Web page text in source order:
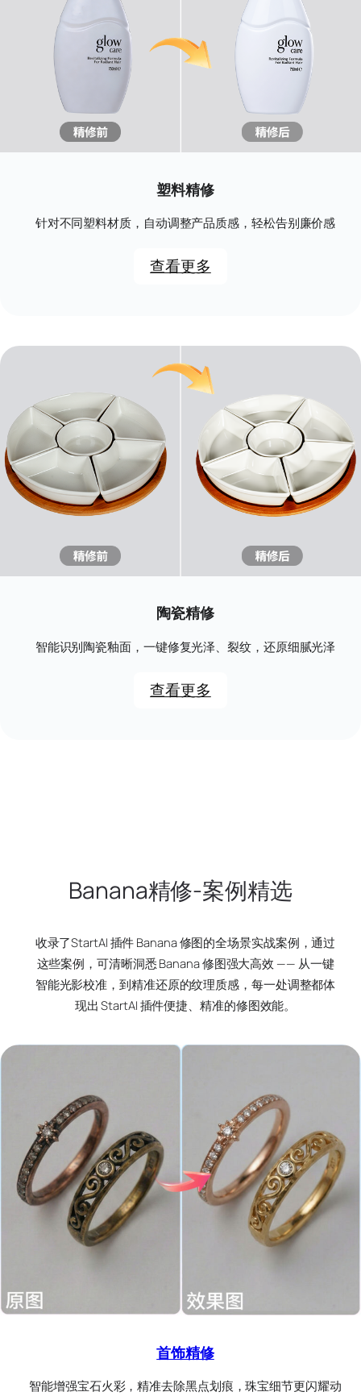
塑料精修
针对不同塑料材质，自动调整产品质感，轻松告别廉价感
查看更多
陶瓷精修
智能识别陶瓷釉面，一键修复光泽、裂纹，还原细腻光泽
查看更多
Banana精修-案例精选
收录了StartAI 插件 Banana 修图的全场景实战案例，通过
这些案例，可清晰洞悉 Banana 修图强大高效 —— 从一键
智能光影校准，到精准还原的纹理质感，每一处调整都体
现出 StartAI 插件便捷、精准的修图效能。
首饰精修
智能增强宝石火彩，精准去除黑点划痕，珠宝细节更闪耀动